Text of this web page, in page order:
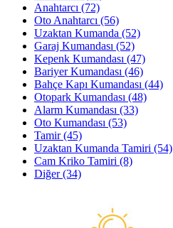
Anahtarcı (72)
Oto Anahtarcı (56)
Uzaktan Kumanda (52)
Garaj Kumandası (52)
Kepenk Kumandası (47)
Bariyer Kumandası (46)
Bahçe Kapı Kumandası (44)
Otopark Kumandası (48)
Alarm Kumandası (33)
Oto Kumandası (53)
Tamir(45)
Uzaktan Kumanda Tamiri (54)
Cam Kriko Tamiri (8)
Diğer(34)